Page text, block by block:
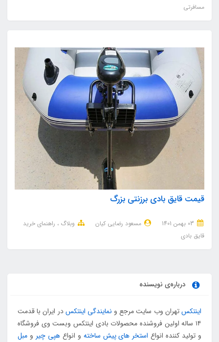
مسافرتی
قیمت قایق بادی برزنتی بزرگ
مسعود رضایی کیان وبلاگ
راهنمای خرید
قایق بادی
درباره‌ی نویسنده
اینتکستهران وب سایت مرجع و نمایندگی اینتکسدر ایران با قدمت
۱۴ ساله اولین فروشنده محصولات بادی اینتکس وبست وی فروشگاه
و تولید کننده انواع استخر های پیش ساخته و انواعهپی چیر و مبل